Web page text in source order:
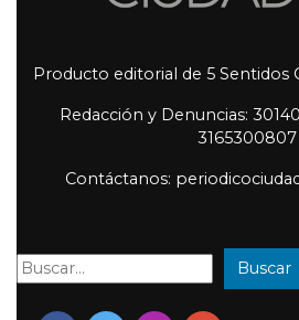
Producto editorial de 5 Sentidos
Redacción y Denuncias:
3165300807
Contáctanos:
Buscar: Buscar